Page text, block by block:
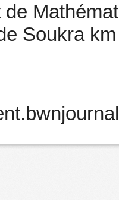
de
Soukra